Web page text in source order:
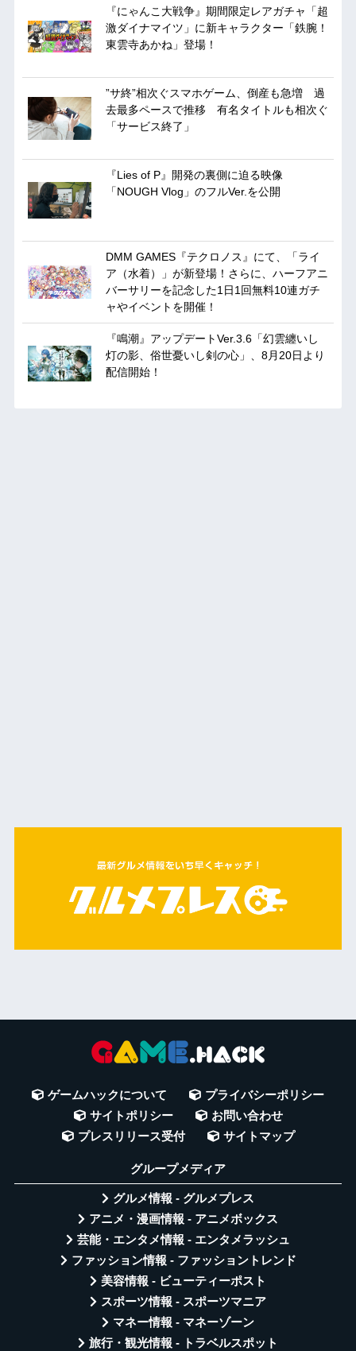
『にゃんこ大戦争』期間限定レアガチャ「超
激ダイナマイツ」に新キャラクター「鉄腕！
東雲寺あかね」登場！
”サ終”相次ぐスマホゲーム、倒産も急増 過
去最多ペースで推移 有名タイトルも相次ぐ
「サービス終了」
『Lies of P』開発の裏側に迫る映像
「NOUGH Vlog」のフルVer.を公開
DMM GAMES『テクロノス』にて、「ライ
ア（水着）」が新登場！さらに、ハーフアニ
バーサリーを記念した1日1回無料10連ガチ
ャやイベントを開催！
『鳴潮』アップデートVer.3.6「幻雲纏いし
灯の影、俗世憂いし剣の心」、8月20日より
配信開始！
ゲームハックについて
プライバシーポリシー
サイトポリシー
お問い合わせ
プレスリリース受付
サイトマップ
グループメディア
グルメ情報 - グルメプレス
アニメ・漫画情報 - アニメボックス
芸能・エンタメ情報 - エンタメラッシュ
ファッション情報 - ファッショントレンド
美容情報 - ビューティーポスト
スポーツ情報 - スポーツマニア
マネー情報 - マネーゾーン
旅行・観光情報 - トラベルスポット